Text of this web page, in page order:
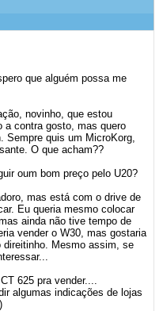
que alguém possa me
novinho, que estou
a contra gosto, mas quero
Sempre quis um MicroKorg,
O que acham??
oum bom preço pelo U20?
mas está com o drive de
Eu queria mesmo colocar
ainda não tive tempo de
vender o W30, mas gostaria
direitinho. Mesmo assim, se
625 pra vender....
algumas indicações de lojas